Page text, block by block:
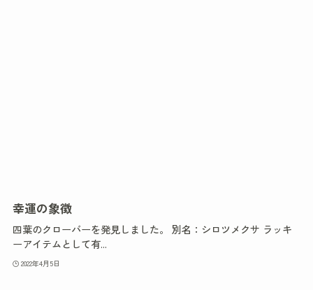
幸運の象徴
四葉のクローバーを発見しました。 別名：シロツメクサ ラッキ
ーアイテムとして有...
2022年4月5日